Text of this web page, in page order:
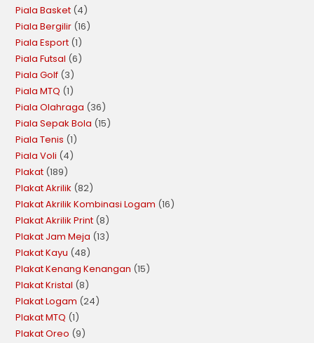
Piala Basket 4
Piala Bergilir 16
Piala Esport 1
Piala Futsal 6
Piala Golf 3
Piala MTQ 1
Piala Olahraga 36
Piala Sepak Bola 15
Piala Tenis 1
Piala Voli 4
Plakat 189
Plakat Akrilik 82
Plakat Akrilik Kombinasi Logam 16
Plakat Akrilik Print 8
Plakat Jam Meja 13
Plakat Kayu 48
Plakat Kenang Kenangan 15
Plakat Kristal 8
Plakat Logam 24
Plakat MTQ 1
Plakat Oreo 9